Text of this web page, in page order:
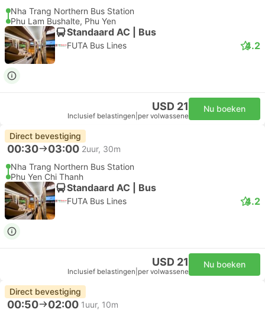
Nha Trang Northern Bus Station
Phu Lam Bushalte, Phu Yen
Standaard AC | Bus
FUTA Bus Lines 4.2
USD 21
Inclusief belastingen per volwassene
Nu boeken
Direct bevestiging
00:30 03:00 2uur, 30m
Nha Trang Northern Bus Station
Phu Yen Chi Thanh
Standaard AC | Bus
FUTA Bus Lines 4.2
USD 21
Inclusief belastingen per volwassene
Nu boeken
Direct bevestiging
00:50 02:00 1uur, 10m